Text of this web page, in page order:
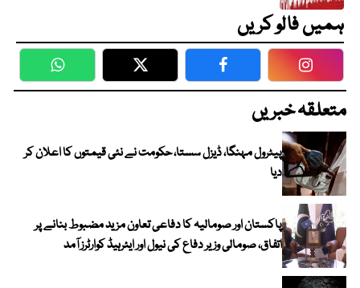
ہمیں فالو کریں
WhatsApp Twitter Facebook
متعلقہ خبریں
پیٹرول مہنگا، ڈیزل سستا، حکومت نے نئی قیمتوں کا اعلان کر
دیا
پاکستان اور صومالیہ کا دفاعی تعاون مزید مضبوط بنانے پر
اتفاق، صومالی وزیر دفاع کی نیول اور ایئرہیڈ کوارٹرز آمد